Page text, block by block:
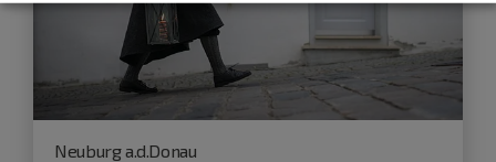
Neuburg a.d.Donau